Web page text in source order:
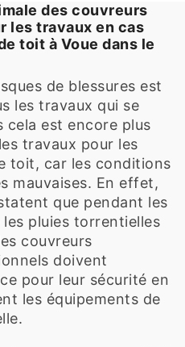
des couvreurs
les travaux en cas
toit à Voue dans le
de blessures est
les travaux qui se
est encore plus
travaux pour les
toit, car les conditions
mauvaises. En effet,
que pendant les
pluies torrentielles
couvreurs
doivent
pour leur sécurité en
les équipements de